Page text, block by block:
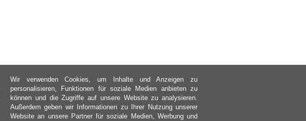
Wir verwenden Cookies, um Inhalte und Anzeigen zu
personalisieren, Funktionen für soziale Medien anbieten zu
können und die Zugriffe auf unsere Website zu analysieren.
Außerdem geben wir Informationen zu Ihrer Nutzung unserer
Website an unsere Partner für soziale Medien, Werbung und